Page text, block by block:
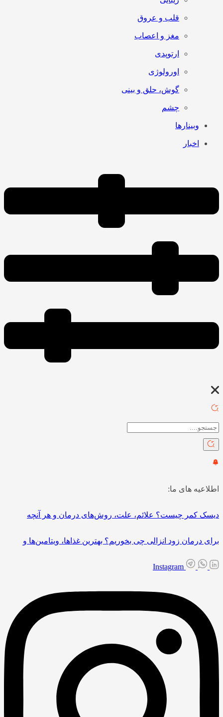
قلب و عروق
مغز و اعصاب
ارتوپدی
اورولوژی
گوش، حلق و بینی
چشم
وبینارها
اخبار
اطلاعیه های ما:
دیسک کمر چیست؟ علائم، علت، روش‌های درمان و هر آنچه
برای درمان زود انزالی چی بخوریم؟ بهترین غذاها، ویتامین‌ها و
Instagram